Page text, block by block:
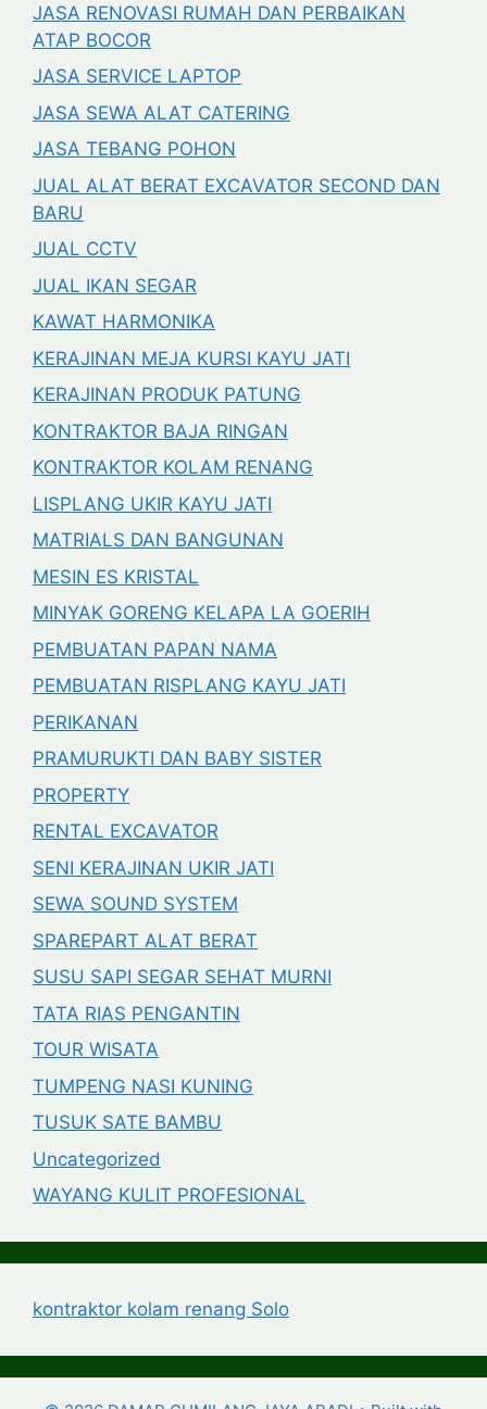
JASA RENOVASI RUMAH DAN PERBAIKAN
ATAP BOCOR
JASA SERVICE LAPTOP
JASA SEWA ALAT CATERING
JASA TEBANG POHON
JUAL ALAT BERAT EXCAVATOR SECOND DAN
BARU
JUAL CCTV
JUAL IKAN SEGAR
KAWAT HARMONIKA
KERAJINAN MEJA KURSI KAYU JATI
KERAJINAN PRODUK PATUNG
KONTRAKTOR BAJA RINGAN
KONTRAKTOR KOLAM RENANG
LISPLANG UKIR KAYU JATI
MATRIALS DAN BANGUNAN
MESIN ES KRISTAL
MINYAK GORENG KELAPA LA GOERIH
PEMBUATAN PAPAN NAMA
PEMBUATAN RISPLANG KAYU JATI
PERIKANAN
PRAMURUKTI DAN BABY SISTER
PROPERTY
RENTAL EXCAVATOR
SENI KERAJINAN UKIR JATI
SEWA SOUND SYSTEM
SPAREPART ALAT BERAT
SUSU SAPI SEGAR SEHAT MURNI
TATA RIAS PENGANTIN
TOUR WISATA
TUMPENG NASI KUNING
TUSUK SATE BAMBU
Uncategorized
WAYANG KULIT PROFESIONAL
kontraktor kolam renang Solo